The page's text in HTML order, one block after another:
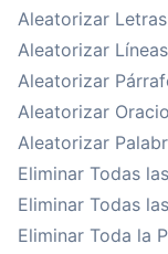
Aleatorizar Letras
Aleatorizar
Aleatorizar
Aleatorizar
Aleatorizar
Eliminar Todas
Eliminar Todas
Eliminar Toda la